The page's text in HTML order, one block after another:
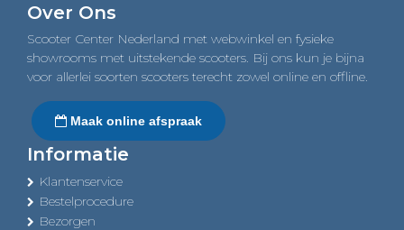
Over Ons
Scooter Center Nederland met webwinkel en fysieke
showrooms met uitstekende scooters. Bij ons kun je bijna
voor allerlei soorten scooters terecht zowel online en offline.
Maak online afspraak
Informatie
Klantenservice
Bestelprocedure
Bezorgen